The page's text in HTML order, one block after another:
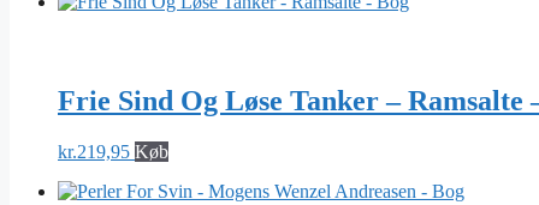
Frie Sind Og Løse Tanker – Ramsalte
kr.219,95 Køb